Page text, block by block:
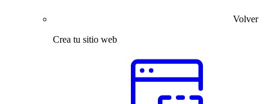
Volver
Crea tu sitio web